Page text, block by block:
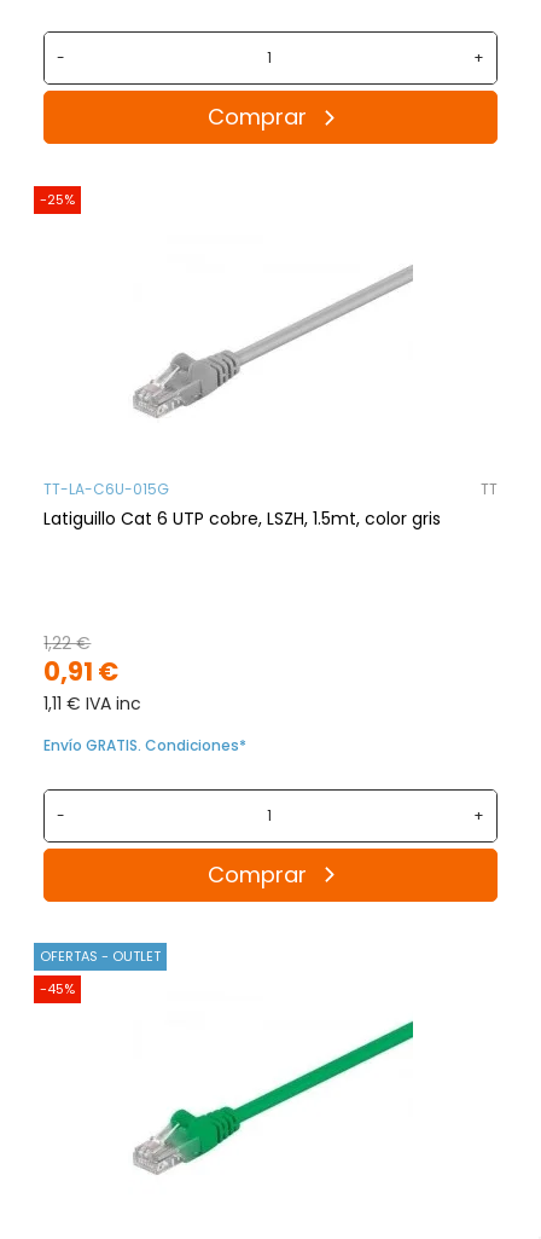
- +
Comprar
-25%
TT-LA-C6U-015G TT
Latiguillo Cat 6 UTP cobre, LSZH, 1.5mt, color gris
0,91 €
1,22 €
1,11 € IVA inc
Envío GRATIS. Condiciones*
- +
Comprar
OFERTAS - OUTLET
-45%